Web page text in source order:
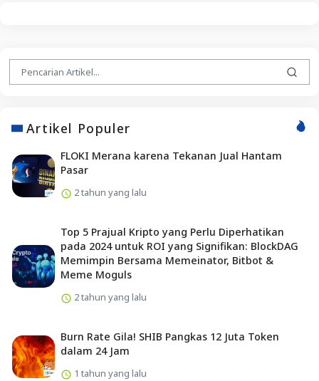
Artikel Populer
FLOKI Merana karena Tekanan Jual Hantam
Pasar
2 tahun yang lalu
Top 5 Prajual Kripto yang Perlu Diperhatikan
pada 2024 untuk ROI yang Signifikan: BlockDAG
Memimpin Bersama Memeinator, Bitbot &
Meme Moguls
2 tahun yang lalu
Burn Rate Gila! SHIB Pangkas 12 Juta Token
dalam 24 Jam
1 tahun yang lalu